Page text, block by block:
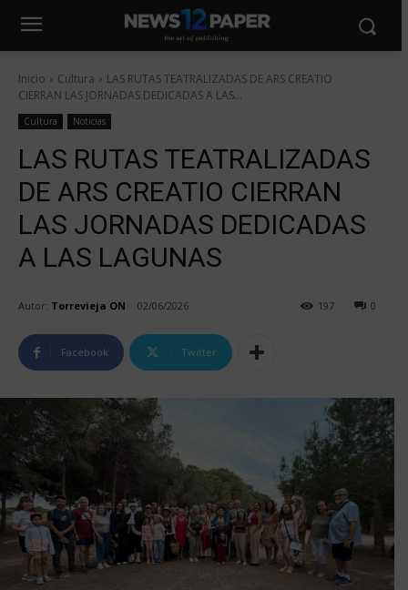
Inicio Cultura
LAS RUTAS TEATRALIZADAS DE ARS CREATIO
CIERRAN LAS JORNADAS DEDICADAS A LAS...
Cultura Noticias
LAS RUTAS TEATRALIZADAS
DE ARS CREATIO CIERRAN
LAS JORNADAS DEDICADAS
A LAS LAGUNAS
Autor: Torrevieja ON 02/06/2026 0
197
Facebook Twitter